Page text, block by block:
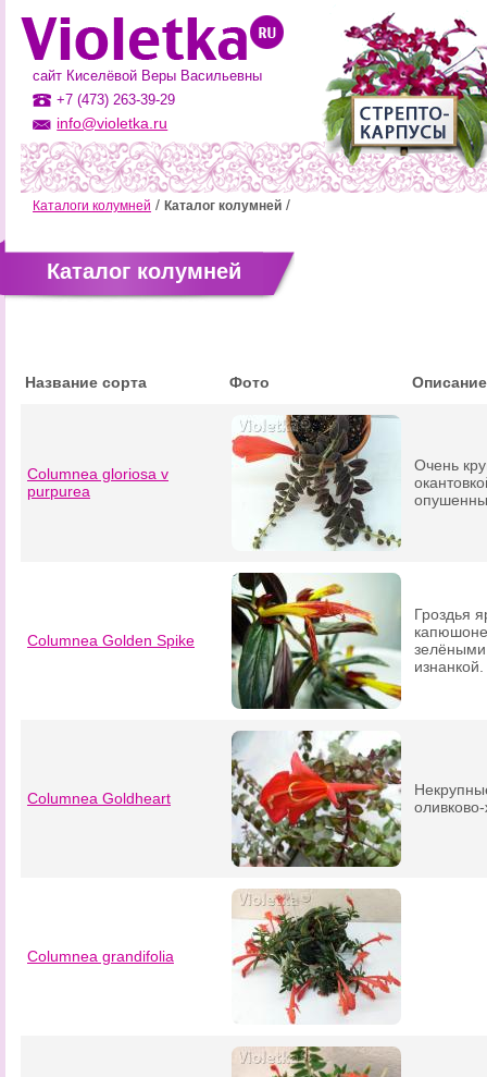
сайт Киселёвой Веры Васильевны
+7 (473) 263-39-29
info@violetka.ru
Каталоги колумней Каталог колумней
Каталог колумней
Название сорта Фото Описание
Columnea gloriosa v
purpurea
Очень
Columnea Golden Spike
Гроздья
зелёными
Columnea Goldheart
Columnea grandifolia